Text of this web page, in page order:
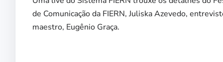
de Comunicação da FIERN, Juliska Azevedo,
maestro, Eugênio Graça.